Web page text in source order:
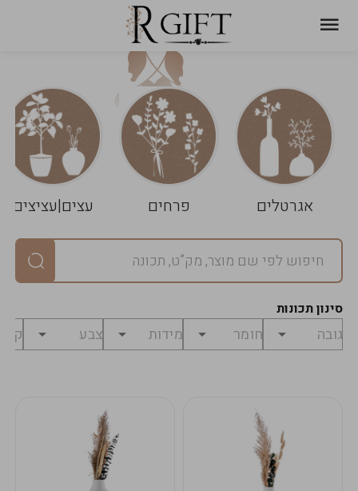
אגרטלים פרחים עצים|עציצים
סינון תכונות
עגלת
שלך
ניקוי
הסל
במארז
מחיר
לפני
₪0
לתשלום